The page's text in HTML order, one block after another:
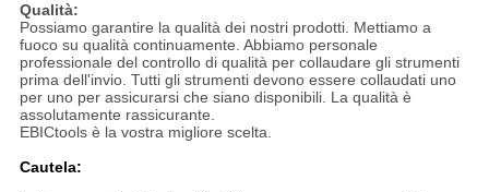
Qualità:
Possiamo garantire la qualità dei nostri prodotti. Mettiamo a
fuoco su qualità continuamente. Abbiamo personale
professionale del controllo di qualità per collaudare gli strumenti
prima dell'invio. Tutti gli strumenti devono essere collaudati uno
per uno per assicurarsi che siano disponibili. La qualità è
assolutamente rassicurante.
EBICtools è la vostra migliore scelta.
Cautela: